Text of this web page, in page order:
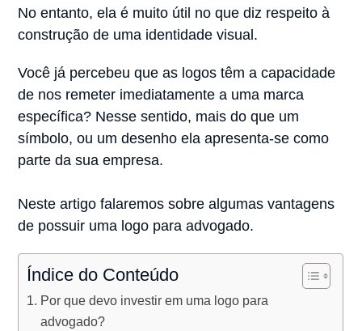
No entanto, ela é muito útil no que diz respeito à
construção de uma identidade visual.
Você já percebeu que as logos têm a capacidade
de nos remeter imediatamente a uma marca
específica? Nesse sentido, mais do que um
símbolo, ou um desenho ela apresenta-se como
parte da sua empresa.
Neste artigo falaremos sobre algumas vantagens
de possuir uma logo para advogado.
Índice do Conteúdo
Por que devo investir em uma logo para
advogado?